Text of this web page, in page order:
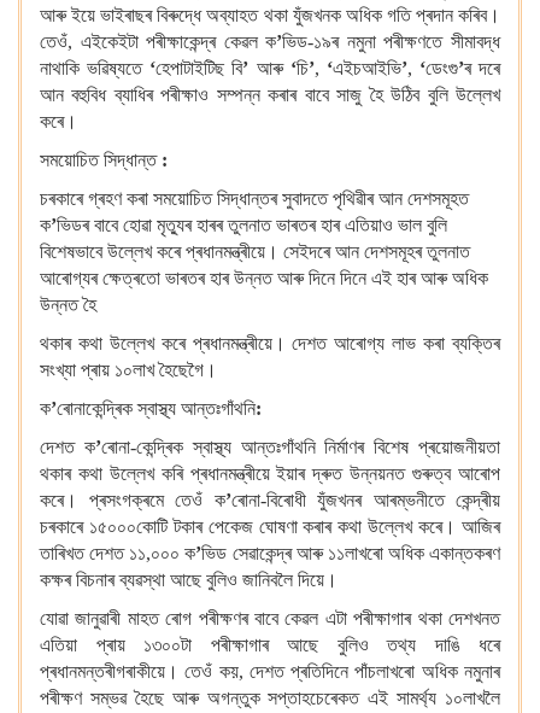
আৰু ইয়ে ভাইৰাছৰ বিৰুদ্ধে অব্যাহত থকা যুঁজখনক অধিক গতি প্ৰদান কৰিব।
তেওঁ, এইকেইটা পৰীক্ষাকেন্দ্ৰ কেৱল ক’ভিড-১৯ৰ নমুনা পৰীক্ষণতে সীমাবদ্ধ
নাথাকি ভৱিষ্যতে ‘হেপাটাইটিছ বি’ আৰু ‘চি’, ‘এইচআইভি’, ‘ডেংগু’ৰ দৰে
আন বহুবিধ ব্যাধিৰ পৰীক্ষাও সম্পন্ন কৰাৰ বাবে সাজু হৈ উঠিব বুলি উল্লেখ
কৰে।
সময়োচিত সিদ্ধান্ত:
চৰকাৰে গ্ৰহণ কৰা সময়োচিত সিদ্ধান্তৰ সুবাদতে পৃথিৱীৰ আন দেশসমূহত
ক’ভিডৰ বাবে হোৱা মৃত্যুৰ হাৰৰ তুলনাত ভাৰতৰ হাৰ এতিয়াও ভাল বুলি
বিশেষভাবে উল্লেখ কৰে প্ৰধানমন্ত্ৰীয়ে। সেইদৰে আন দেশসমূহৰ তুলনাত
আৰোগ্যৰ ক্ষেত্ৰতো ভাৰতৰ হাৰ উন্নত আৰু দিনে দিনে এই হাৰ আৰু অধিক
উন্নত হৈ
থকাৰ কথা উল্লেখ কৰে প্ৰধানমন্ত্ৰীয়ে। দেশত আৰোগ্য লাভ কৰা ব্যক্তিৰ
সংখ্যা প্ৰায় ১০লাখ হৈছেগৈ।
ক’ৰোনাকেন্দ্ৰিক স্বাস্থ্য আন্তঃগাঁথনি:
দেশত ক’ৰোনা-কেন্দ্ৰিক স্বাস্থ্য আন্তঃগাঁথনি নিৰ্মাণৰ বিশেষ প্ৰয়োজনীয়তা
থকাৰ কথা উল্লেখ কৰি প্ৰধানমন্ত্ৰীয়ে ইয়াৰ দ্ৰুত উন্নয়নত গুৰুত্ব আৰোপ
কৰে। প্ৰসংগক্ৰমে তেওঁ ক’ৰোনা-বিৰোধী যুঁজখনৰ আৰম্ভনীতে কেন্দ্ৰীয়
চৰকাৰে ১৫০০০কোটি টকাৰ পেকেজ ঘোষণা কৰাৰ কথা উল্লেখ কৰে। আজিৰ
তাৰিখত দেশত ১১,০০০ ক’ভিড সেৱাকেন্দ্ৰ আৰু ১১লাখৰো অধিক একান্তকৰণ
কক্ষৰ বিচনাৰ ব্যৱস্থা আছে বুলিও জানিবলৈ দিয়ে।
যোৱা জানুৱাৰী মাহত ৰোগ পৰীক্ষণৰ বাবে কেৱল এটা পৰীক্ষাগাৰ থকা দেশখনত
এতিয়া প্ৰায় ১৩০০টা পৰীক্ষাগাৰ আছে বুলিও তথ্য দাঙি ধৰে
প্ৰধানমন্তৰীগৰাকীয়ে। তেওঁ কয়, দেশত প্ৰতিদিনে পাঁচলাখৰো অধিক নমুনাৰ
পৰীক্ষণ সম্ভৱ হৈছে আৰু অগন্তুক সপ্তাহচেৰেকত এই সামৰ্থ্য ১০লাখলৈ